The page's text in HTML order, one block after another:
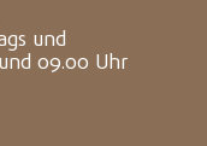
und
09.00 Uhr